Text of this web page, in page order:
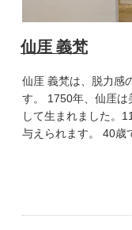
仙厓 義梵
仙厓 義梵は、脱力感
す。 1750年、仙厓は
して生まれました。
与えられます。 40歳